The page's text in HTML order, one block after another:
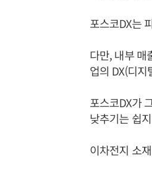
포스코DX는
다만, 내부 매
업의 DX(디
포스코DX가
낮추기는 쉽
이차전지 소